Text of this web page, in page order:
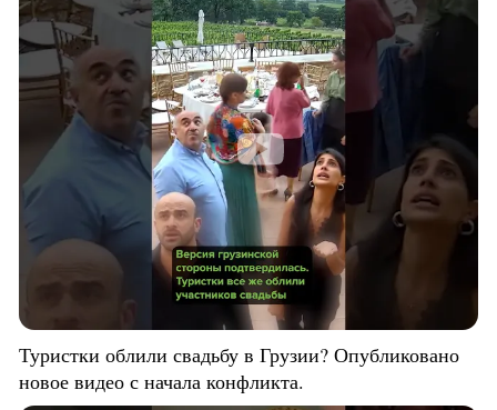
Туристки облили свадьбу в Грузии? Опубликовано
новое видео с начала конфликта.